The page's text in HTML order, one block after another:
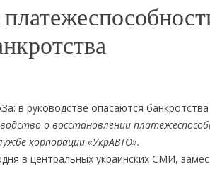
о восстановлении
корпорации «УкрАВТО».
в центральных украинских СМИ,